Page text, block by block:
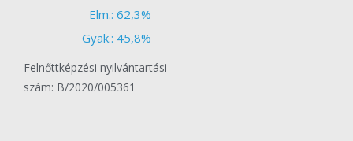
Elm.: 62,3%
Gyak.: 45,8%
Felnőttképzési nyilvántartási
szám: B/2020/005361